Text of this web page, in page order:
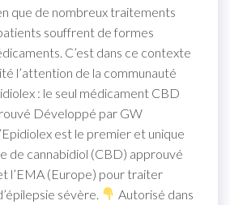
que de nombreux traitements
souffrent de formes
C’est dans ce contexte
l’attention de la communauté
: le seul médicament CBD
Développé par GW
est le premier et unique
de cannabidiol (CBD) approuvé
l’EMA (Europe) pour traiter
sévère.
Autorisé dans